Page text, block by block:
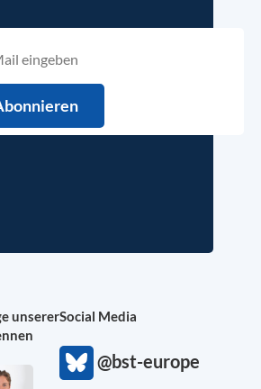
unsererSocial Media
@bst-europe